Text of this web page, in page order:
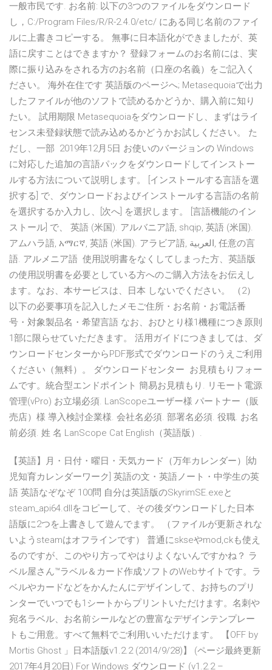
一般市民です. お名前: 以下の3つのファイルをダウンロード
し，C:/Program Files/R/R-2.4.0/etc/ にある同じ名前のファイ
ルに上書きコピーする。 無事に日本語化ができましたが、英
語に戻すことはできますか？ 登録フォームのお名前には、実
際に振り込みをされる方のお名前（口座の名義）をご記入く
ださい。 海外在住です 英語版のページへ; Metasequoiaで出力
したファイルが他のソフトで読めるかどうか、購入前に知り
たい。 試用期限 Metasequoiaをダウンロードし、まずはライ
センス未登録状態で読み込めるかどうかお試しください。 た
だし、一部 2019年12月5日 お使いのバージョンの Windows
に対応した追加の言語パックをダウンロードしてインストー
ルする方法について説明します。 [インストールする言語を選
択する] で、ダウンロードおよびインストールする言語の名前
を選択するか入力し、[次へ] を選択します。 [言語機能のイン
ストール] で、 英語 (米国). アルバニア語, shqip, 英語 (米国).
アムハラ語, አማርኛ, 英語 (米国). アラビア語, العربية, 任意の言
語. アルメニア語 使用説明書をなくしてしまった方、英語版
の使用説明書を必要としている方へのご購入方法をお伝えし
ます。なお、本サービスは、日本 しないでください。 （2）
以下の必要事項を記入したメモご住所・お名前・お電話番
号・対象製品名・希望言語 なお、おひとり様1機種につき原則
1部に限らせていただきます。 活用ガイドにつきましては、ダ
ウンロードセンターからPDF形式でダウンロードのうえご利用
ください（無料）。 ダウンロードセンター お見積もりフォー
ムです。統合型エンドポイント 簡易お見積もり. リモート電源
管理(vPro) お立場必須. LanScopeユーザー様 パートナー（販
売店）様 導入検討企業様. 会社名必須. 部署名必須. 役職. お名
前必須. 姓 名 LanScope Cat English（英語版）.
【英語】月・日付・曜日・天気カード（万年カレンダー）[幼
児知育カレンダーワーク] 英語の文・英語ノート・中学生の英
語 英語なぞなぞ 100問 自分は英語版のSkyrimSE.exeと
steam_api64.dllをコピーして、その後ダウンロードした日本
語版に2つを上書きして遊んでます。 （ファイルが更新されな
いようsteamはオフラインです） 普通にskseやmod,ckも使え
るのですが、このやり方ってやはりよくないんですかね？ ラ
ベル屋さん™ラベル＆カード作成ソフトのWebサイトです。ラ
ベルやカードなどをかんたんにデザインして、お持ちのプリ
ンターでいつでも1シートからプリントいただけます。名刺や
宛名ラベル、お名前シールなどの豊富なデザインテンプレー
トもご用意。すべて無料でご利用いいただけます。 【OFF by
Mortis Ghost 」日本語版v1.2.2 (2014/9/28)】 (ページ最終更新
2017年4月20日) For Windows ダウンロード (v1.2.2 –